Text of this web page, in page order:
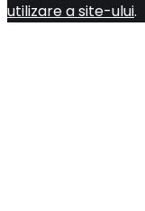
utilizare a site-ului.